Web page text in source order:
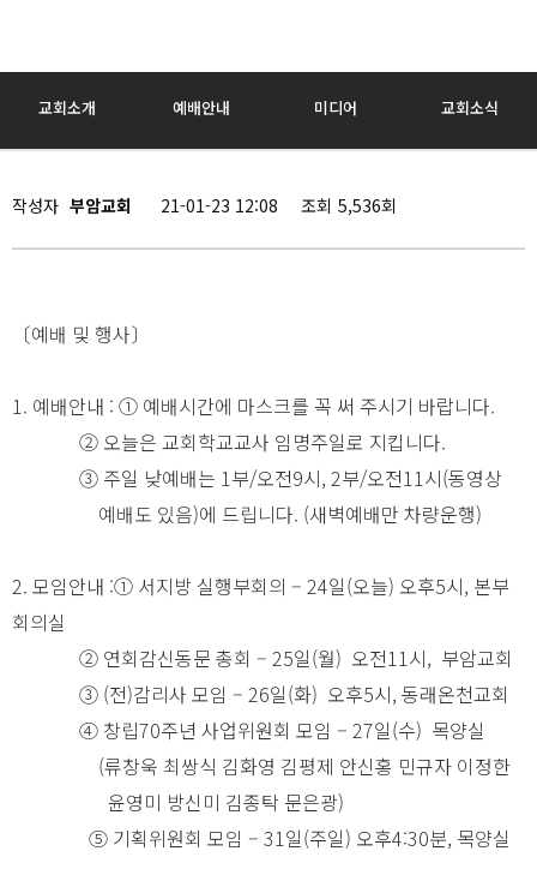
교회소개 예배안내 미디어 교회소식
작성자 부암교회 21-01-23 12:08 조회 5,536회
〔예배 및 행사〕
1. 예배안내 : ① 예배시간에 마스크를 꼭 써 주시기 바랍니다.
② 오늘은 교회학교교사 임명주일로 지킵니다.
③ 주일 낮예배는 1부/오전9시, 2부/오전11시(동영상
예배도 있음)에 드립니다. (새벽예배만 차량운행)
2. 모임안내 :① 서지방 실행부회의 – 24일(오늘) 오후5시, 본부
회의실
② 연회감신동문 총회 – 25일(월) 오전11시, 부암교회
③ (전)감리사 모임 – 26일(화) 오후5시, 동래온천교회
④ 창립70주년 사업위원회 모임 – 27일(수) 목양실
(류창욱 최쌍식 김화영 김평제 안신홍 민규자 이정한
윤영미 방신미 김종탁 문은광)
⑤ 기획위원회 모임 – 31일(주일) 오후4:30분, 목양실